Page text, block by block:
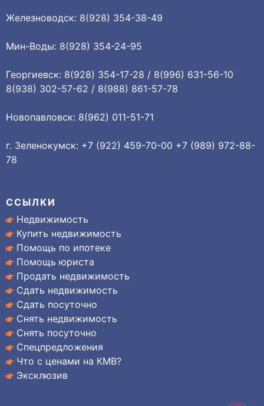
Железноводск: 8(928) 354-38-49
Мин-Воды: 8(928) 354-24-95
Георгиевск: 8(928) 354-17-28 / 8(996) 631-56-10
8(938) 302-57-62 / 8(988) 861-57-78
Новопавловск: 8(962) 011-51-71
г. Зеленокумск: +7 (922) 459-70-00 +7 (989) 972-88-
78
ССЫЛКИ
Недвижимость
Купить недвижимость
Помощь по ипотеке
Помощь юриста
Продать недвижимость
Сдать недвижимость
Сдать посуточно
Снять недвижимость
Снять посуточно
Спецпредложения
Что с ценами на КМВ?
Эксклюзив